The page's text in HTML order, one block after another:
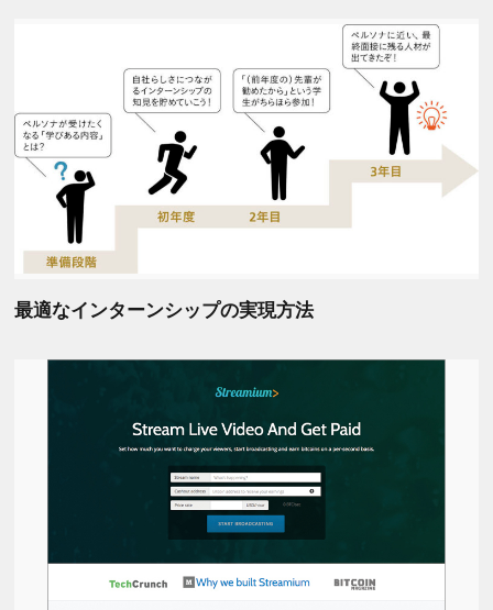
最適なインターンシップの実現方法